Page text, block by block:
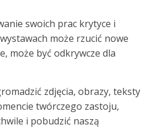
swoich prac krytyce i
może rzucić nowe
może być odkrywcze dla
zdjęcia, obrazy, teksty
twórczego zastoju,
i pobudzić naszą